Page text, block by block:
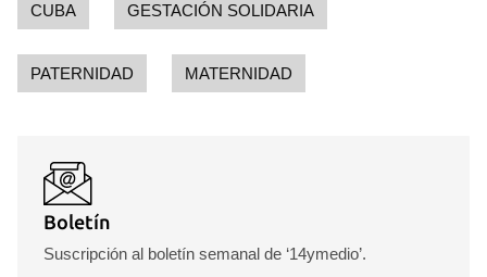
CUBA GESTACIÓN SOLIDARIA
PATERNIDAD MATERNIDAD
Boletín
Suscripción al boletín semanal de ‘14ymedio’.